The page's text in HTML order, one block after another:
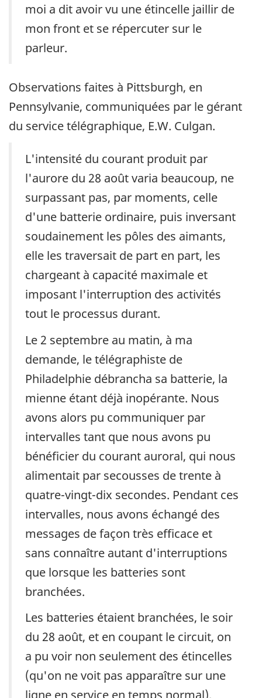
moi a dit avoir vu une étincelle jaillir de
mon front et se répercuter sur le
parleur.
Observations faites à Pittsburgh, en
Pennsylvanie, communiquées par le gérant
du service télégraphique, E.W. Culgan.
L'intensité du courant produit par
l'aurore du 28 août varia beaucoup, ne
surpassant pas, par moments, celle
d'une batterie ordinaire, puis inversant
soudainement les pôles des aimants,
elle les traversait de part en part, les
chargeant à capacité maximale et
imposant l'interruption des activités
tout le processus durant.
Le 2 septembre au matin, à ma
demande, le télégraphiste de
Philadelphie débrancha sa batterie, la
mienne étant déjà inopérante. Nous
avons alors pu communiquer par
intervalles tant que nous avons pu
bénéficier du courant auroral, qui nous
alimentait par secousses de trente à
quatre-vingt-dix secondes. Pendant ces
intervalles, nous avons échangé des
messages de façon très efficace et
sans connaître autant d'interruptions
que lorsque les batteries sont
branchées.
Les batteries étaient branchées, le soir
du 28 août, et en coupant le circuit, on
a pu voir non seulement des étincelles
(qu'on ne voit pas apparaître sur une
ligne en service en temps normal),